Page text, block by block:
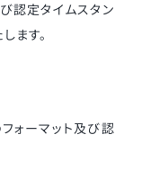
認定タイムスタン
ます。
ォーマット及び認